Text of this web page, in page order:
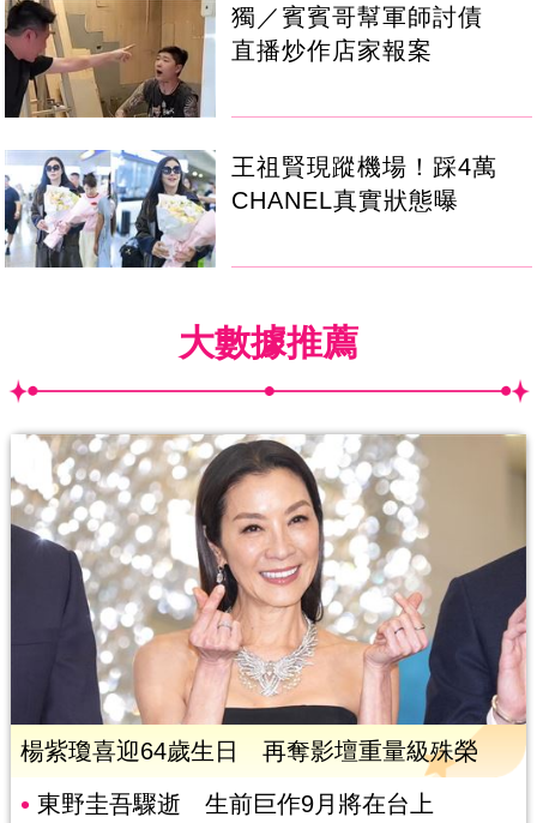
獨／賓賓哥幫軍師討債
直播炒作店家報案
王祖賢現蹤機場！踩4萬
CHANEL真實狀態曝
大數據推薦
楊紫瓊喜迎64歲生日 再奪影壇重量級殊榮
東野圭吾驟逝 生前巨作9月將在台上